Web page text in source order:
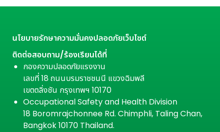
นโยบายรักษาความมั่นคงปลอดภัยเว็บไซต์
ติดต่อสอบถาม/ร้องเรียนได้ที่
กองความปลอดภัยแรงงาน
เลขที่ 18 ถนนบรมราชชนนี แขวงฉิมพลี
เขตตลิ่งชัน กรุงเทพฯ 10170
Occupational Safety and Health Division
18 Boromrajchonnee Rd. Chimphli, Taling Chan,
Bangkok 10170 Thailand.